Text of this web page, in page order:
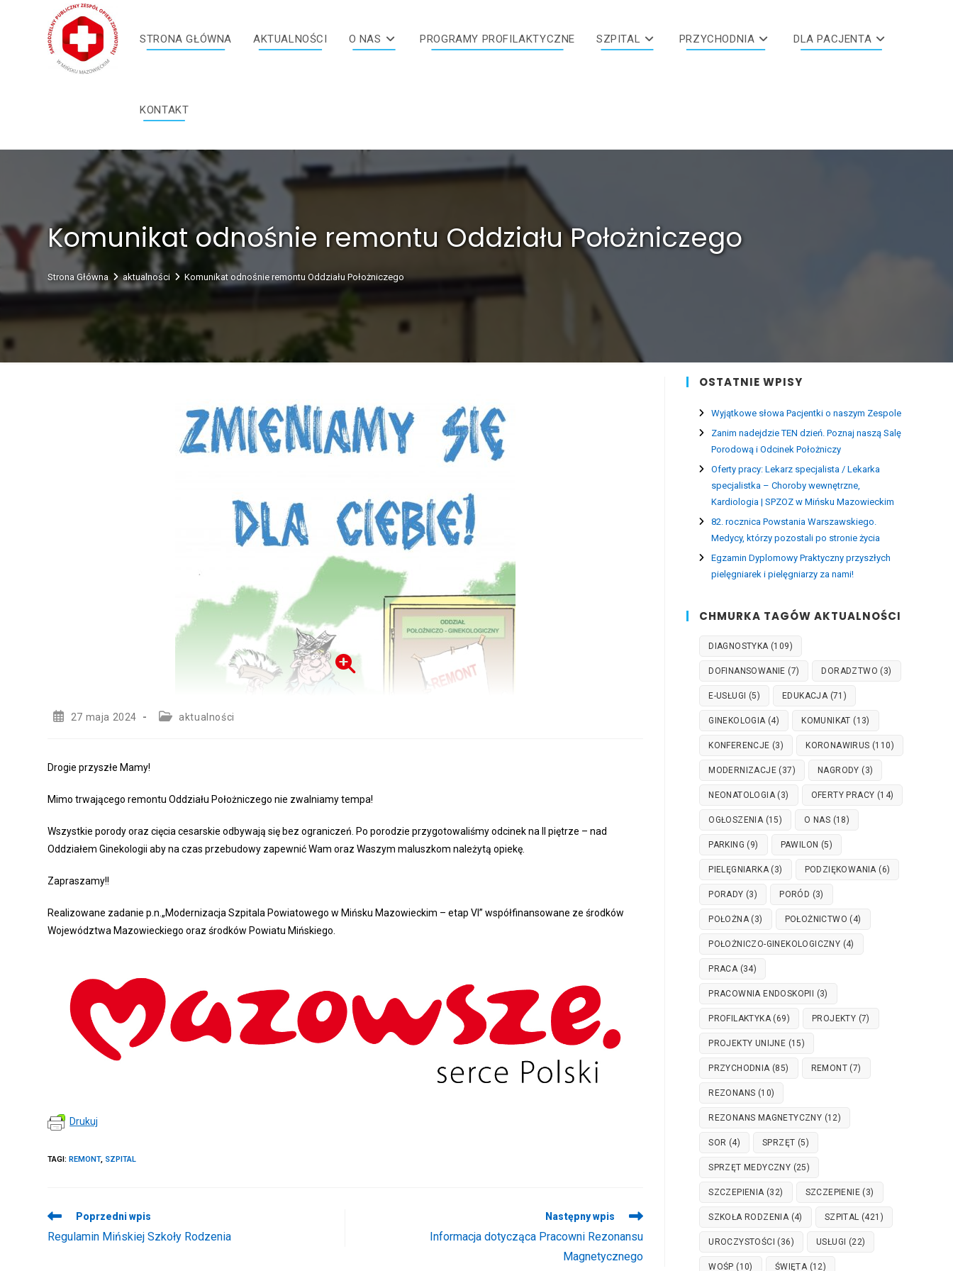
STRONA GŁÓWNA AKTUALNOŚCI O NAS PROGRAMY PROFILAKTYCZNE SZPITAL PRZYCHODNIA DLA PACJENTA
KONTAKT
Komunikat odnośnie remontu Oddziału Położniczego
Strona Główna aktualności Komunikat odnośnie remontu Oddziału Położniczego
Post27 maja 2024
Postaktualności
Drogie przyszłe Mamy!
Mimo trwającego remontu Oddziału Położniczego nie zwalniamy tempa!
Wszystkie porody oraz cięcia cesarskie odbywają się bez ograniczeń. Po porodzie przygotowaliśmy odcinek na II piętrze – nad
Oddziałem Ginekologii aby na czas przebudowy zapewnić Wam oraz Waszym maluszkom należytą opiekę.
Zapraszamy!!
Realizowane zadanie p.n.„Modernizacja Szpitala Powiatowego w Mińsku Mazowieckim – etap VI” współfinansowane ze środków
Województwa Mazowieckiego oraz środków Powiatu Mińskiego.
Drukuj
TAGI:REMONT, SZPITAL
Read
articles
Poprzedni wpis
Regulamin Mińskiej Szkoły Rodzenia
Następny wpis
Informacja dotycząca Pracowni Rezonansu
Magnetycznego
OSTATNIE WPISY
Wyjątkowe słowa Pacjentki o naszym Zespole
Zanim nadejdzie TEN dzień. Poznaj naszą Salę
Porodową i Odcinek Położniczy
Oferty pracy: Lekarz specjalista / Lekarka
specjalistka – Choroby wewnętrzne,
Kardiologia | SPZOZ w Mińsku Mazowieckim
82. rocznica Powstania Warszawskiego.
Medycy, którzy pozostali po stronie życia
Egzamin Dyplomowy Praktyczny przyszłych
pielęgniarek i pielęgniarzy za nami!
CHMURKA TAGÓW AKTUALNOŚCI
DIAGNOSTYKA(109)
DOFINANSOWANIE (7) DORADZTWO (3)
E-USŁUGI (5) EDUKACJA(71)
GINEKOLOGIA(4) KOMUNIKAT (13)
KONFERENCJE (3) KORONAWIRUS (110)
MODERNIZACJE(37) NAGRODY (3)
NEONATOLOGIA(3) OFERTY PRACY (14)
OGŁOSZENIA(15) O NAS (18)
PARKING (9) PAWILON (5)
PIELĘGNIARKA(3) PODZIĘKOWANIA(6)
PORADY (3) PORÓD (3)
POŁOŻNA(3) POŁOŻNICTWO (4)
POŁOŻNICZO-GINEKOLOGICZNY (4)
PRACA(34)
PRACOWNIA ENDOSKOPII (3)
PROFILAKTYKA(69) PROJEKTY (7)
PROJEKTY UNIJNE (15)
PRZYCHODNIA(85) REMONT(7)
REZONANS (10)
REZONANS MAGNETYCZNY (12)
SOR (4) SPRZĘT (5)
SPRZĘT MEDYCZNY (25)
SZCZEPIENIA(32) SZCZEPIENIE(3)
SZKOŁA RODZENIA(4) SZPITAL (421)
UROCZYSTOŚCI (36) USŁUGI (22)
WOŚP (10) ŚWIĘTA(12)